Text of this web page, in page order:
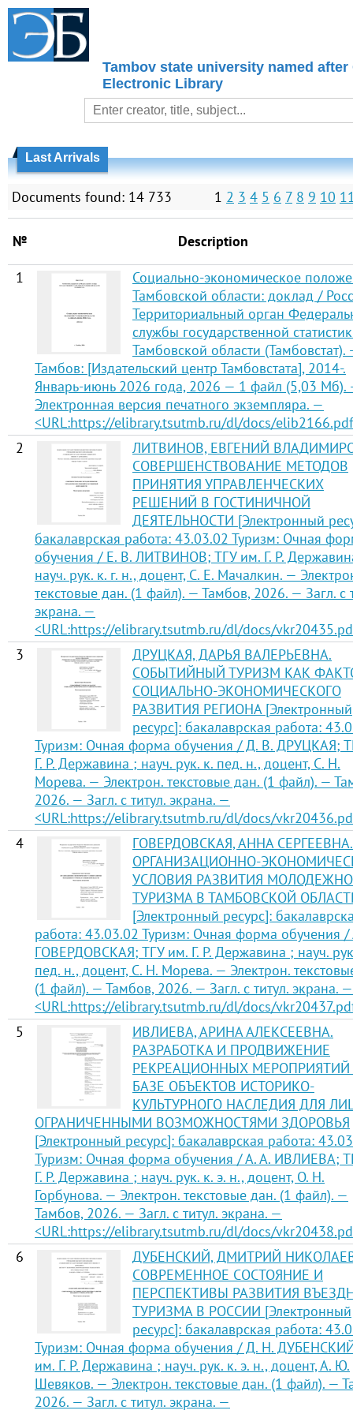
Tambov state university named after
Electronic Library
Last Arrivals
Documents found: 14 733 1 2 3 4 5 6 7 8 9 10
№
Description
1
Социально-экономическое
Тамбовской области: доклад /
Территориальный орган
службы государственной
Тамбовской области (Тамбовстат).
Тамбов: [Издательский центр Тамбовстата], 2014-.
Январь-июнь 2026 года, 2026 — 1 файл (5,03 Мб).
Электронная версия печатного экземпляра. —
<URL:https://elibrary.tsutmb.ru/dl/docs/
2
ЛИТВИНОВ, ЕВГЕНИЙ
СОВЕРШЕНСТВОВАНИЕ МЕТОДОВ
ПРИНЯТИЯ УПРАВЛЕНЧЕСКИХ
РЕШЕНИЙ В ГОСТИНИЧНОЙ
ДЕЯТЕЛЬНОСТИ [Электронный
бакалаврская работа: 43.03.02 Туризм: Очная
обучения / Е. В. ЛИТВИНОВ; ТГУ им. Г. Р.
науч. рук. к. г. н., доцент, С. Е. Мачалкин. —
текстовые дан. (1 файл). — Тамбов, 2026. — Загл. с
экрана. —
<URL:https://elibrary.tsutmb.ru/dl/docs/
3
ДРУЦКАЯ, ДАРЬЯ ВАЛЕРЬЕВНА.
СОБЫТИЙНЫЙ ТУРИЗМ КАК
СОЦИАЛЬНО-ЭКОНОМИЧЕСКОГО
РАЗВИТИЯ РЕГИОНА [Электронный
ресурс]: бакалаврская работа:
Туризм: Очная форма обучения / Д. В. ДРУЦКАЯ;
Г. Р. Державина ; науч. рук. к. пед. н., доцент, С. Н.
Морева. — Электрон. текстовые дан. (1 файл). —
2026. — Загл. с титул. экрана. —
<URL:https://elibrary.tsutmb.ru/dl/docs/
4
ГОВЕРДОВСКАЯ, АННА СЕРГЕЕВНА.
ОРГАНИЗАЦИОННО-
УСЛОВИЯ РАЗВИТИЯ
ТУРИЗМА В ТАМБОВСКОЙ
[Электронный ресурс]:
работа: 43.03.02 Туризм: Очная форма обучения /
ГОВЕРДОВСКАЯ; ТГУ им. Г. Р. Державина ; науч.
пед. н., доцент, С. Н. Морева. — Электрон.
(1 файл). — Тамбов, 2026. — Загл. с титул. экрана. —
<URL:https://elibrary.tsutmb.ru/dl/docs/
5
ИВЛИЕВА, АРИНА АЛЕКСЕЕВНА.
РАЗРАБОТКА И ПРОДВИЖЕНИЕ
РЕКРЕАЦИОННЫХ
БАЗЕ ОБЪЕКТОВ ИСТОРИКО-
КУЛЬТУРНОГО НАСЛЕДИЯ ДЛЯ
ОГРАНИЧЕННЫМИ ВОЗМОЖНОСТЯМИ ЗДОРОВЬЯ
[Электронный ресурс]: бакалаврская работа:
Туризм: Очная форма обучения / А. А. ИВЛИЕВА;
Г. Р. Державина ; науч. рук. к. э. н., доцент, О. Н.
Горбунова. — Электрон. текстовые дан. (1 файл). —
Тамбов, 2026. — Загл. с титул. экрана. —
<URL:https://elibrary.tsutmb.ru/dl/docs/
6
ДУБЕНСКИЙ, ДМИТРИЙ
СОВРЕМЕННОЕ СОСТОЯНИЕ И
ПЕРСПЕКТИВЫ РАЗВИТИЯ
ТУРИЗМА В РОССИИ [Электронный
ресурс]: бакалаврская работа:
Туризм: Очная форма обучения / Д. Н.
им. Г. Р. Державина ; науч. рук. к. э. н., доцент, А. Ю.
Шевяков. — Электрон. текстовые дан. (1 файл). —
2026. — Загл. с титул. экрана. —